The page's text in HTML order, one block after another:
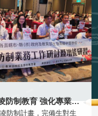
落實校園霸凌防制教育 強化專業知能
防制計畫，完備生對生